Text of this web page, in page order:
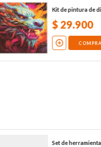
Kit de pintura de
$29.900
Set de